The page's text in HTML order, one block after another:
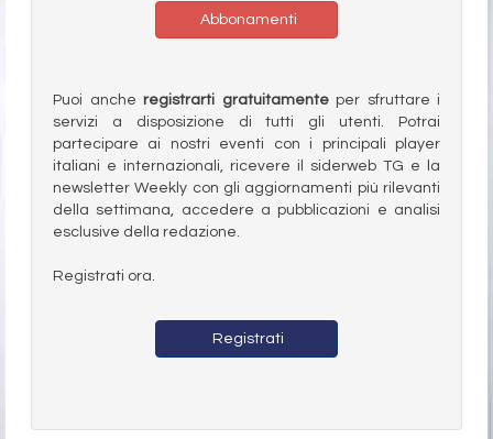
Abbonamenti
Puoi anche registrarti gratuitamenteper sfruttare i
servizi a disposizione di tutti gli utenti. Potrai
partecipare ai nostri eventi con i principali player
italiani e internazionali, ricevere il siderweb TG e la
newsletter Weekly con gli aggiornamenti più rilevanti
della settimana, accedere a pubblicazioni e analisi
esclusive della redazione.
Registrati ora.
Registrati